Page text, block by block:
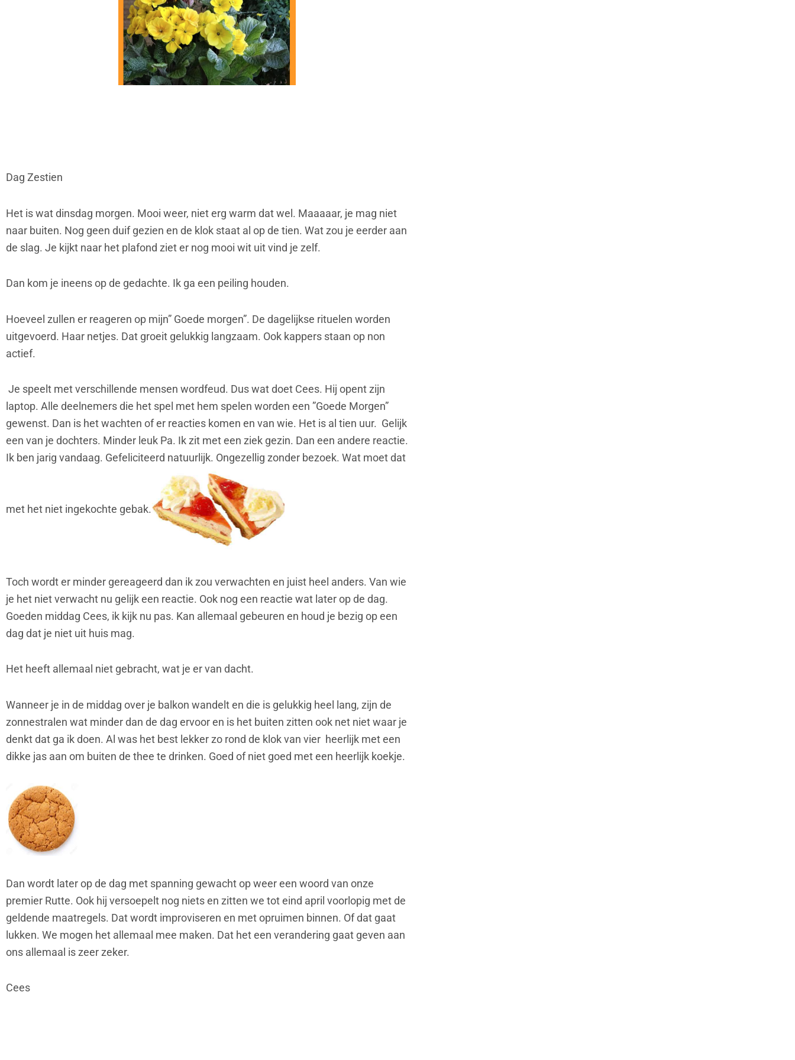
Dag Zestien
Het is wat dinsdag morgen. Mooi weer, niet erg warm dat wel. Maaaaar, je mag niet
naar buiten. Nog geen duif gezien en de klok staat al op de tien. Wat zou je eerder aan
de slag. Je kijkt naar het plafond ziet er nog mooi wit uit vind je zelf.
Dan kom je ineens op de gedachte. Ik ga een peiling houden.
Hoeveel zullen er reageren op mijn” Goede morgen”. De dagelijkse rituelen worden
uitgevoerd. Haar netjes. Dat groeit gelukkig langzaam. Ook kappers staan op non
actief.
Je speelt met verschillende mensen wordfeud. Dus wat doet Cees. Hij opent zijn
laptop. Alle deelnemers die het spel met hem spelen worden een ”Goede Morgen”
gewenst. Dan is het wachten of er reacties komen en van wie. Het is al tien uur. Gelijk
een van je dochters. Minder leuk Pa. Ik zit met een ziek gezin. Dan een andere reactie.
Ik ben jarig vandaag. Gefeliciteerd natuurlijk. Ongezellig zonder bezoek. Wat moet dat
met het niet ingekochte gebak.
Toch wordt er minder gereageerd dan ik zou verwachten en juist heel anders. Van wie
je het niet verwacht nu gelijk een reactie. Ook nog een reactie wat later op de dag.
Goeden middag Cees, ik kijk nu pas. Kan allemaal gebeuren en houd je bezig op een
dag dat je niet uit huis mag.
Het heeft allemaal niet gebracht, wat je er van dacht.
Wanneer je in de middag over je balkon wandelt en die is gelukkig heel lang, zijn de
zonnestralen wat minder dan de dag ervoor en is het buiten zitten ook net niet waar je
denkt dat ga ik doen. Al was het best lekker zo rond de klok van vier heerlijk met een
dikke jas aan om buiten de thee te drinken. Goed of niet goed met een heerlijk koekje.
Dan wordt later op de dag met spanning gewacht op weer een woord van onze
premier Rutte. Ook hij versoepelt nog niets en zitten we tot eind april voorlopig met de
geldende maatregels. Dat wordt improviseren en met opruimen binnen. Of dat gaat
lukken. We mogen het allemaal mee maken. Dat het een verandering gaat geven aan
ons allemaal is zeer zeker.
Cees